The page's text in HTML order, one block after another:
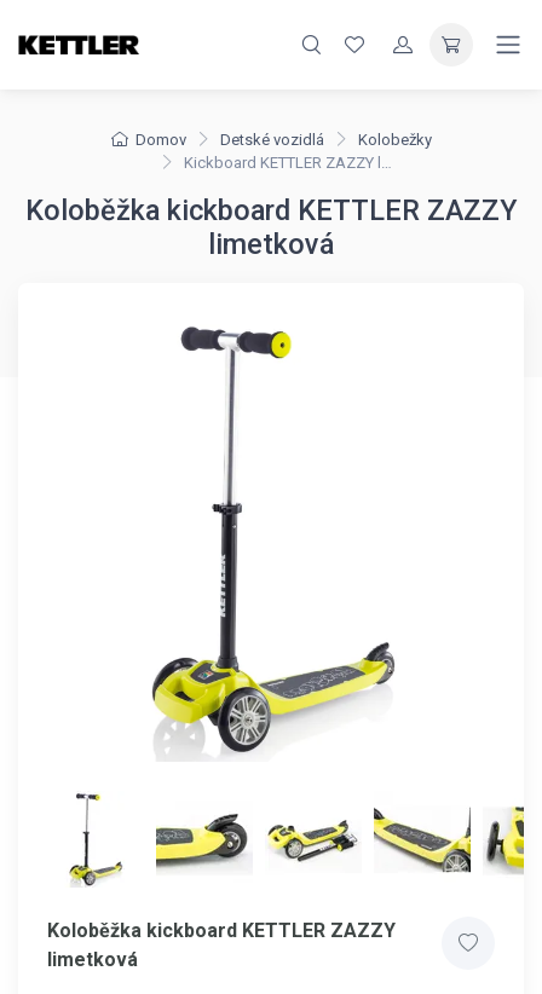
Domov Detské vozidlá
Kolobežky
Kickboard KETTLER ZAZZY limetková
Koloběžka kickboard KETTLER ZAZZY
limetková
Koloběžka kickboard KETTLER ZAZZY
limetková